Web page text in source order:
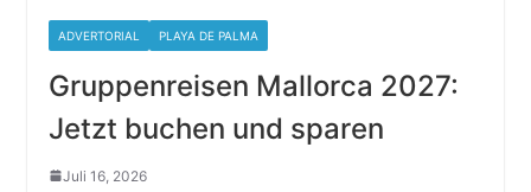
ADVERTORIAL PLAYA DE PALMA
Gruppenreisen Mallorca 2027:
Jetzt buchen und sparen
Juli 16, 2026